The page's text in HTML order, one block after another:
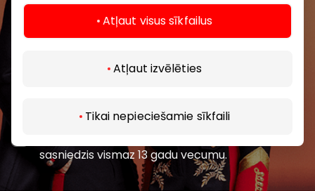
Atļaut visus sīkfailus
Atļaut izvēlēties
Tikai nepieciešamie sīkfaili
sasniedzis vismaz 13 gadu vecumu.